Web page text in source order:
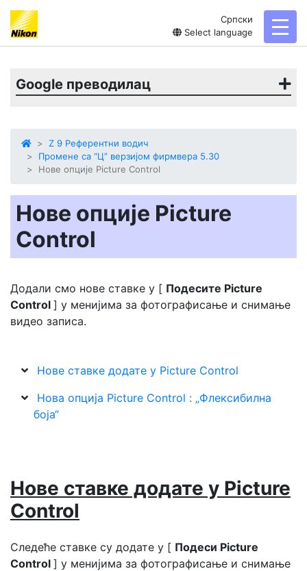
Српски
Select language
Google преводилац
Z 9 Референтни водич
Промене са “Ц” верзијом фирмвера 5.30
Нове опције Picture Control
Нове опције Picture
Control
Додали смо нове ставке у [ Подесите Picture
Control ] у менијима за фотографисање и снимање
видео записа.
Нове ставке додате у Picture Control
Нова опција Picture Control : „Флексибилна
боја“
Нове ставке додате у Picture
Control
Следеће ставке су додате у [ Подеси Picture
Control ] у менијима за фотографисање и снимање